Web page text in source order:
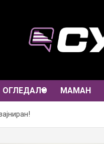
ОГЛЕДАЛО МАМАН